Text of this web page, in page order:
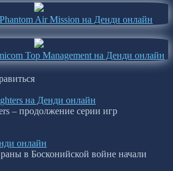
Air Mission на Денди онлайн
Top Management на Денди онлайн
на Денди онлайн
– продолжение серии игр
онлайн
в Босконийской войне начали